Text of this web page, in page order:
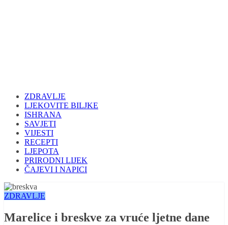
ZDRAVLJE
LJEKOVITE BILJKE
ISHRANA
SAVJETI
VIJESTI
RECEPTI
LJEPOTA
PRIRODNI LIJEK
ČAJEVI I NAPICI
ZDRAVLJE
Marelice i breskve za vruće ljetne dane